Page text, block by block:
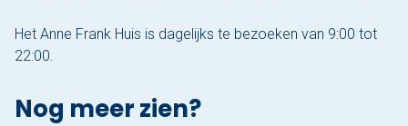
Het Anne Frank Huis is dagelijks te bezoeken van 9:00 tot
22:00.
Nog meer zien?